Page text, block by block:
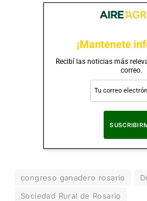
¡Mantenete
Recibí las noticias más
correo.
congreso ganadero rosario
Sociedad Rural de Rosario